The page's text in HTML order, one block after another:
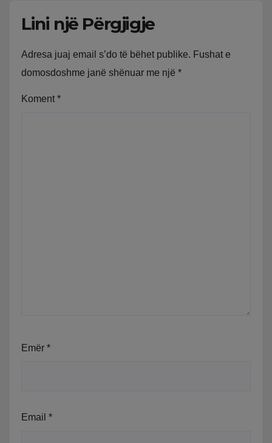
Lini një Përgjigje
Adresa juaj email s’do të bëhet publike. Fushat e
domosdoshme janë shënuar me një *
Koment *
Emër *
Email *